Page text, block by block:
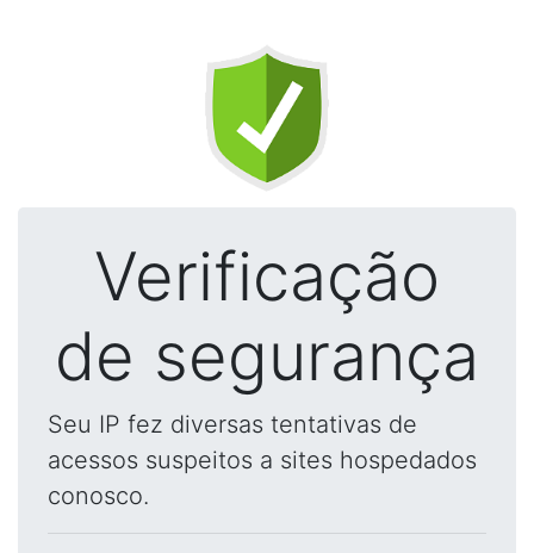
Verificação
de segurança
Seu IP fez diversas tentativas de
acessos suspeitos a sites hospedados
conosco.